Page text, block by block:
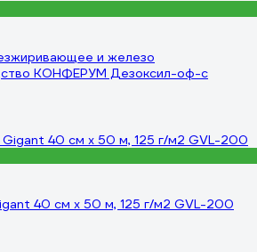
и железо
КОНФЕРУМ Дезоксил-оф-с
40 см х 50 м, 125 г/м2 GVL-200